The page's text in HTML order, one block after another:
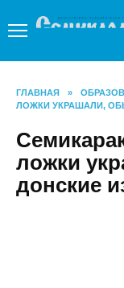
ГЛАВНАЯ »
ЛОЖКИ УКРАШАЛИ,
ложки
донские